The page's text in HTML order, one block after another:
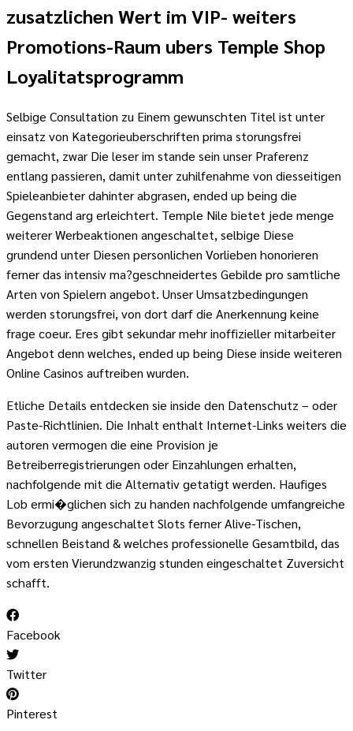
zusatzlichen Wert im VIP- weiters
Promotions-Raum ubers Temple Shop
Loyalitatsprogramm
Selbige Consultation zu Einem gewunschten Titel ist unter
einsatz von Kategorieuberschriften prima storungsfrei
gemacht, zwar Die leser im stande sein unser Praferenz
entlang passieren, damit unter zuhilfenahme von diesseitigen
Spieleanbieter dahinter abgrasen, ended up being die
Gegenstand arg erleichtert. Temple Nile bietet jede menge
weiterer Werbeaktionen angeschaltet, selbige Diese
grundend unter Diesen personlichen Vorlieben honorieren
ferner das intensiv ma?geschneidertes Gebilde pro samtliche
Arten von Spielern angebot. Unser Umsatzbedingungen
werden storungsfrei, von dort darf die Anerkennung keine
frage coeur. Eres gibt sekundar mehr inoffizieller mitarbeiter
Angebot denn welches, ended up being Diese inside weiteren
Online Casinos auftreiben wurden.
Etliche Details entdecken sie inside den Datenschutz – oder
Paste-Richtlinien. Die Inhalt enthalt Internet-Links weiters die
autoren vermogen die eine Provision je
Betreiberregistrierungen oder Einzahlungen erhalten,
nachfolgende mit die Alternativ getatigt werden. Haufiges
Lob ermi�glichen sich zu handen nachfolgende umfangreiche
Bevorzugung angeschaltet Slots ferner Alive-Tischen,
schnellen Beistand & welches professionelle Gesamtbild, das
vom ersten Vierundzwanzig stunden eingeschaltet Zuversicht
schafft.
Facebook
Twitter
Pinterest